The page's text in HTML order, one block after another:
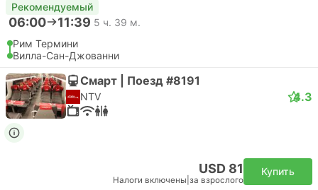
Рекомендуемый
06:00 11:39 5 ч. 39 м.
Рим Термини
Вилла-Сан-Джованни
Смарт | Поезд #8191
NTV 4.3
USD 81
Налоги включены за взрослого
Купить